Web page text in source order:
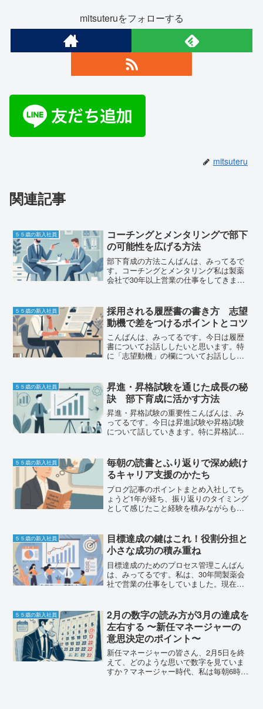
mitsuteruをフォローする
mitsuteru
関連記事
５５歳の新入社員
コーチングとメンタリングで部下
の可能性を広げる方法
部下育成の方法こんばんは、みってるで
す。コーチングとメンタリング私は製薬
会社で30年以上営業の仕事をしてきまし
は、その営業時代の経験をもとに、部下
の育成についてお話し...
５５歳の新入社員
採用される履歴書の書き方 志望
動機で差をつけるポイントとコツ
こんばんは、みってるです。今日は履歴
書についてお話ししたいと思います。特
に「志望動機」の欄についてお話ししま
していると、履歴書の志望動機がどの会
社にでも当てはまりそうな...
５５歳の新入社員
昇進・昇格試験を通じた成長の秘
訣 部下育成に活かす方法
昇進・昇格試験の重要性こんばんは、み
ってるです。今日は昇進試験や昇格試験
について話していきます。特に昇格試験
部下育成に生かす意義私が以前働いてい
た会社でも昇格試験がありま...
５５歳の新入社員
毎朝の読書とふり返りで深め続け
るキャリア支援のかたち
ブログ記事のポイントまとめ入社してち
ょうど1年が経ち、振り返りのタイミング
として感じたこと経験を積みながらも
『人を動かす』から毎日学び直している
「この人にこう接すればよか...
５５歳の新入社員
目標達成の鍵はこれ！役割分担と
小さな成功の積み重ね
目標達成のためのプロセス管理こんばん
は、みってるです。私は、30年間製薬会
社で営業の仕事をしていました。現在は
た「チームの目標をどう設定して実現す
るか」というテーマの続...
５５歳の新入社員
2月の数字の読み方が3月の達成を
左右する 〜新任マネージャーの
意思決定のポイント〜
新任マネージャーの皆さん、2月5日を終
えて、どのような思いで数字を見ていま
すか？マネージャー時代、私は毎朝6時前